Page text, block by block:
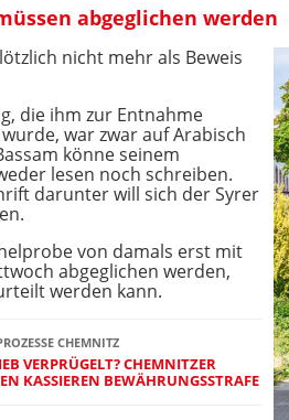
abgeglichen werden
nicht mehr als Beweis
die ihm zur Entnahme
war zwar auf Arabisch
könne seinem
lesen noch schreiben.
darunter will sich der Syrer
von damals erst mit
abgeglichen werden,
werden kann.
CHEMNITZ
VERPRÜGELT? CHEMNITZER
KASSIEREN BEWÄHRUNGSSTRAFE